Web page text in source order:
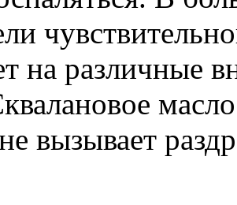
на различные
вызывает